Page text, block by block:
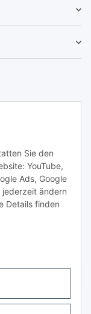
Sie den
YouTube,
Ads, Google
jederzeit ändern
Details finden